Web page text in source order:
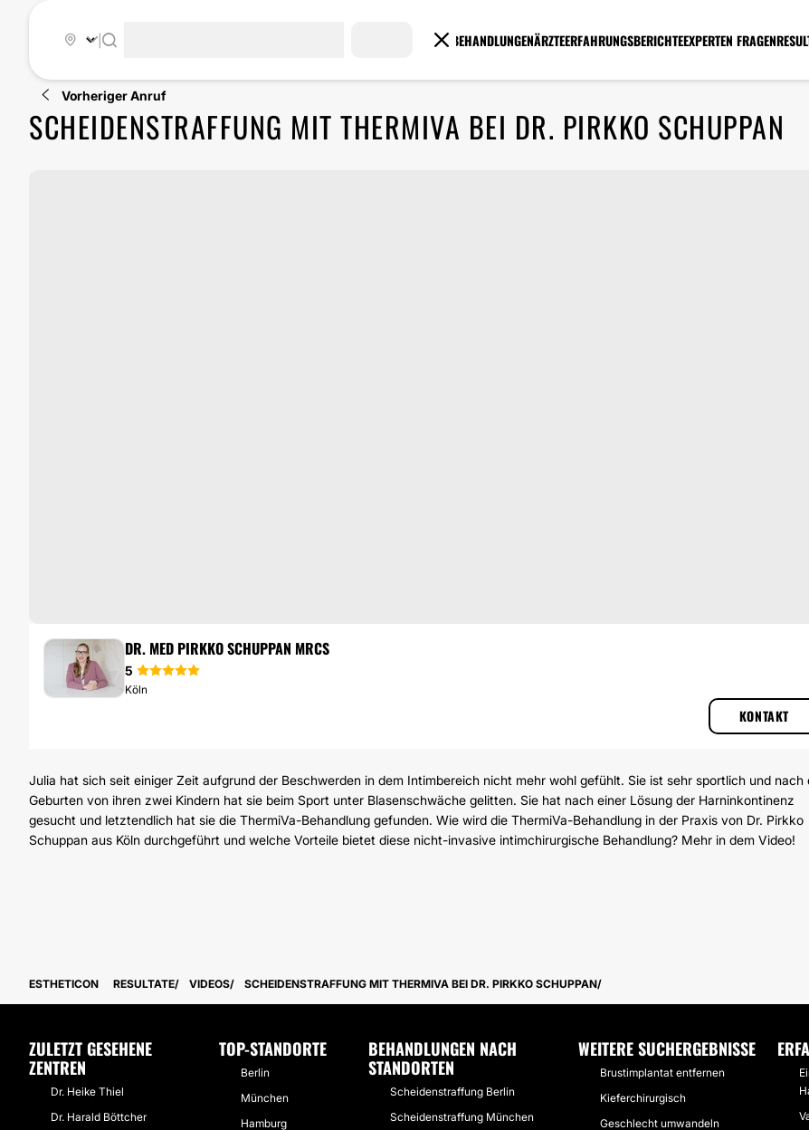
BEHANDLUNGENÄRZTEERFAHRUNGSBERICHTEEXPERTEN FRAGEN
Vorheriger Anruf
SCHEIDENSTRAFFUNG MIT THERMIVA BEI DR. PIRKKO SCHUPPAN
DR. MED PIRKKO SCHUPPAN MRCS
5
Köln
KONTAKT
Julia hat sich seit einiger Zeit aufgrund der Beschwerden in dem Intimbereich nicht mehr wohl gefühlt. Sie ist sehr sportlich und nach
Geburten von ihren zwei Kindern hat sie beim Sport unter Blasenschwäche gelitten. Sie hat nach einer Lösung der Harninkontinenz
gesucht und letztendlich hat sie die ThermiVa-Behandlung gefunden. Wie wird die ThermiVa-Behandlung in der Praxis von Dr. Pirkko
Schuppan aus Köln durchgeführt und welche Vorteile bietet diese nicht-invasive intimchirurgische Behandlung? Mehr in dem Video!
ESTHETICON
RESULTATE VIDEOS SCHEIDENSTRAFFUNG MIT THERMIVA BEI DR. PIRKKO SCHUPPAN
ZULETZT GESEHENE
ZENTREN
Dr. Heike Thiel
Dr. Harald Böttcher
TOP-STANDORTE
Berlin
München
Hamburg
BEHANDLUNGEN NACH
STANDORTEN
Scheidenstraffung Berlin
Scheidenstraffung München
WEITERE SUCHERGEBNISSE
Brustimplantat entfernen
Kieferchirurgisch
Geschlecht umwandeln